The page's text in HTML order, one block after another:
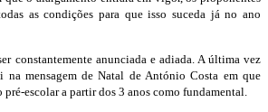
as condições para que isso suceda já no ano
constantemente anunciada e adiada. A última vez
mensagem de Natal de António Costa em que
escolar a partir dos 3 anos como fundamental.